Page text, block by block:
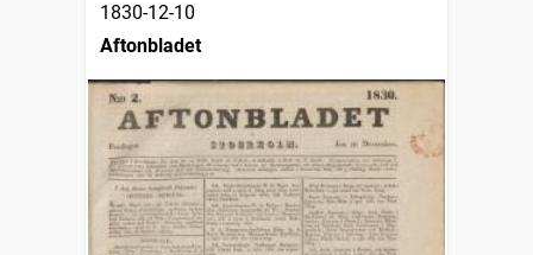
1830-12-10
Aftonbladet